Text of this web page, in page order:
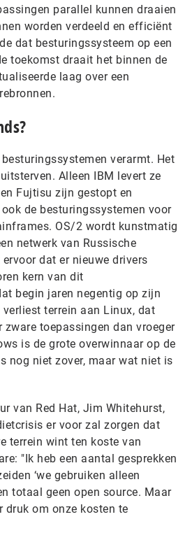
parallel kunnen draaien
worden verdeeld en efficiënt
dat besturingssysteem op een
toekomst draait het binnen de
laag over een
verarmt. Het
Alleen IBM levert ze
Fujtisu zijn gestopt en
de besturingssystemen voor
OS/2 wordt kunstmatig
netwerk van Russische
dat er nieuwe drivers
kern van dit
begin jaren negentig op zijn
terrein aan Linux, dat
toepassingen dan vroeger
is de grote overwinnaar op de
nog niet zover, maar wat niet is
van Red Hat, Jim Whitehurst,
er voor zal zorgen dat
terrein wint ten koste van
"Ik heb een aantal gesprekken
‘we gebruiken alleen
totaal geen open source. Maar
druk om onze kosten te